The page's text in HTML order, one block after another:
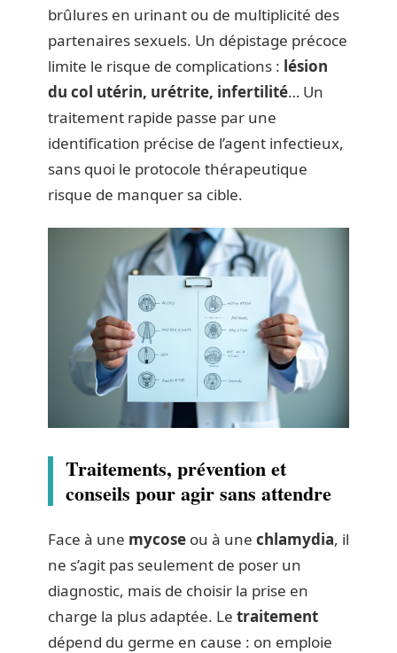
brûlures en urinant ou de multiplicité des
partenaires sexuels. Un dépistage précoce
limite le risque de complications : lésion
du col utérin, urétrite, infertilité… Un
traitement rapide passe par une
identification précise de l’agent infectieux,
sans quoi le protocole thérapeutique
risque de manquer sa cible.
Traitements, prévention et
conseils pour agir sans attendre
Face à une mycose ou à une chlamydia, il
ne s’agit pas seulement de poser un
diagnostic, mais de choisir la prise en
charge la plus adaptée. Le traitement
dépend du germe en cause : on emploie